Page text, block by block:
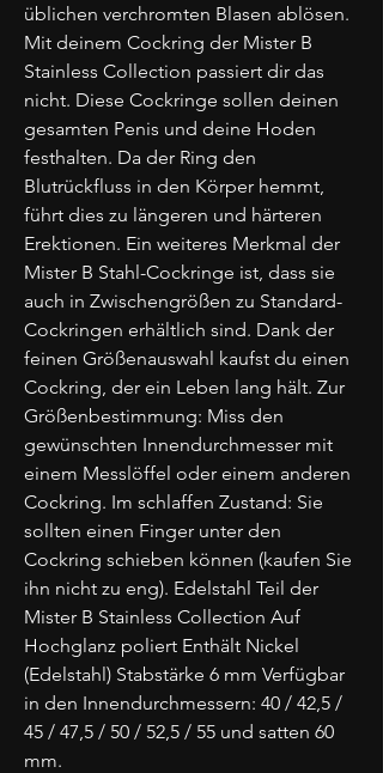
üblichen verchromten Blasen ablösen.
Mit deinem Cockring der Mister B
Stainless Collection passiert dir das
nicht. Diese Cockringe sollen deinen
gesamten Penis und deine Hoden
festhalten. Da der Ring den
Blutrückfluss in den Körper hemmt,
führt dies zu längeren und härteren
Erektionen. Ein weiteres Merkmal der
Mister B Stahl-Cockringe ist, dass sie
auch in Zwischengrößen zu Standard-
Cockringen erhältlich sind. Dank der
feinen Größenauswahl kaufst du einen
Cockring, der ein Leben lang hält. Zur
Größenbestimmung: Miss den
gewünschten Innendurchmesser mit
einem Messlöffel oder einem anderen
Cockring. Im schlaffen Zustand: Sie
sollten einen Finger unter den
Cockring schieben können (kaufen Sie
ihn nicht zu eng). Edelstahl Teil der
Mister B Stainless Collection Auf
Hochglanz poliert Enthält Nickel
(Edelstahl) Stabstärke 6 mm Verfügbar
in den Innendurchmessern: 40 / 42,5 /
45 / 47,5 / 50 / 52,5 / 55 und satten 60
mm.